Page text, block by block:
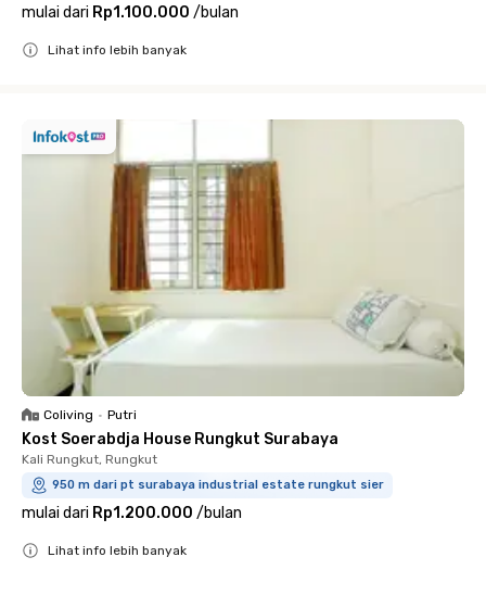
mulai dari Rp1.100.000 /bulan
Lihat info lebih banyak
Coliving • Putri
Kost Soerabdja House Rungkut Surabaya
Kali Rungkut, Rungkut
950 m dari pt surabaya industrial estate rungkut sier
mulai dari Rp1.200.000 /bulan
Lihat info lebih banyak